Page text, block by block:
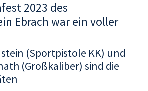
2023 des
Ebrach war ein voller
(Sportpistole KK) und
(Großkaliber) sind die